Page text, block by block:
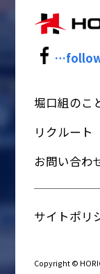
堀口組のこ
リクルート
お問い合わ
サイトポリ
Copyright ©